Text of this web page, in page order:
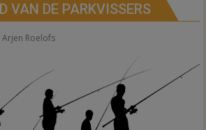
VAN DE PARKVISSERS
Arjen Roelofs